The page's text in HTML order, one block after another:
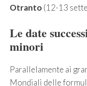
Otranto (12-13
Le date
minori
Parallelamente ai
Mondiali delle